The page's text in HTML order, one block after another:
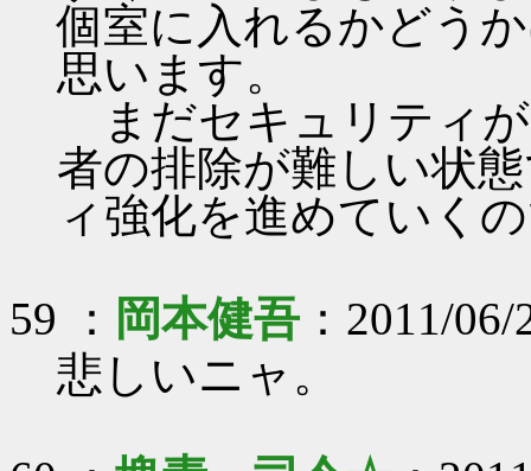
個室に入れるかどう
思います。
まだセキュリティ
者の排除が難しい状
ィ強化を進めていく
59 ： 岡本健吾：2011/06/
悲しいニャ。